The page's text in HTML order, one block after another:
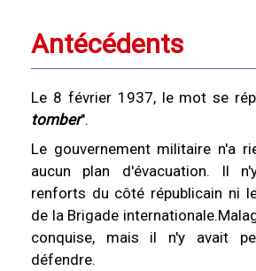
Antécédents
Le 8 février 1937, le mot se
tomber".
Le gouvernement militaire n'a
aucun plan d'évacuation. Il
renforts du côté républicain ni
de la Brigade
conquise, mais il n'y avait
défendre.